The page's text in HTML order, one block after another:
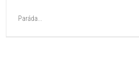
Paráda...